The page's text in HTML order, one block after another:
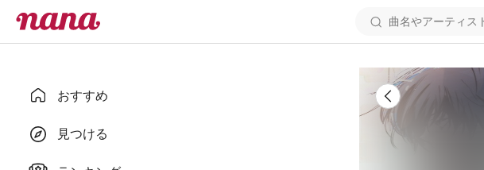
おすすめ
見つける